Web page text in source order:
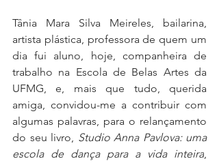
Tânia Mara Silva Meireles, bailarina,
artista plástica, professora de quem um
dia fui aluno, hoje, companheira de
trabalho na Escola de Belas Artes da
UFMG, e, mais que tudo, querida
amiga, convidou-me a contribuir com
algumas palavras, para o relançamento
do seu livro, Studio Anna Pavlova: uma
escola de dança para a vida inteira,